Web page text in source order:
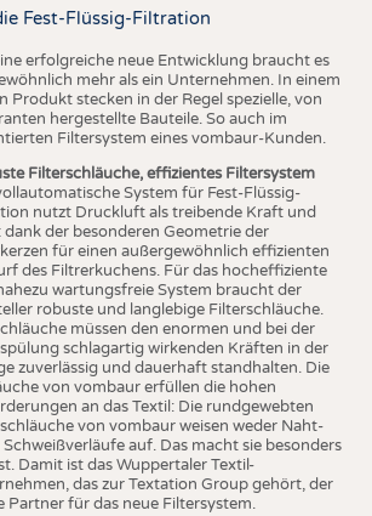
Fest-Flüssig-Filtration
erfolgreiche neue Entwicklung braucht es
mehr als ein Unternehmen. In einem
Produkt stecken in der Regel spezielle, von
hergestellte Bauteile. So auch im
Filtersystem eines vombaur-Kunden.
Filterschläuche, effizientes Filtersystem
System für Fest-Flüssig-
nutzt Druckluft als treibende Kraft und
der besonderen Geometrie der
für einen außergewöhnlich effizienten
des Filtrerkuchens. Für das hocheffiziente
wartungsfreie System braucht der
robuste und langlebige Filterschläuche.
müssen den enormen und bei der
schlagartig wirkenden Kräften in der
zuverlässig und dauerhaft standhalten. Die
von vombaur erfüllen die hohen
an das Textil: Die rundgewebten
von vombaur weisen weder Naht-
auf. Das macht sie besonders
Damit ist das Wuppertaler Textil-
das zur Textation Group gehört, der
Partner für das neue Filtersystem.